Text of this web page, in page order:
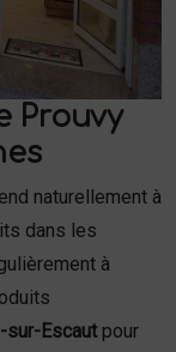
Prouvy
naturellement à
dans les
à
sur-Escautpour